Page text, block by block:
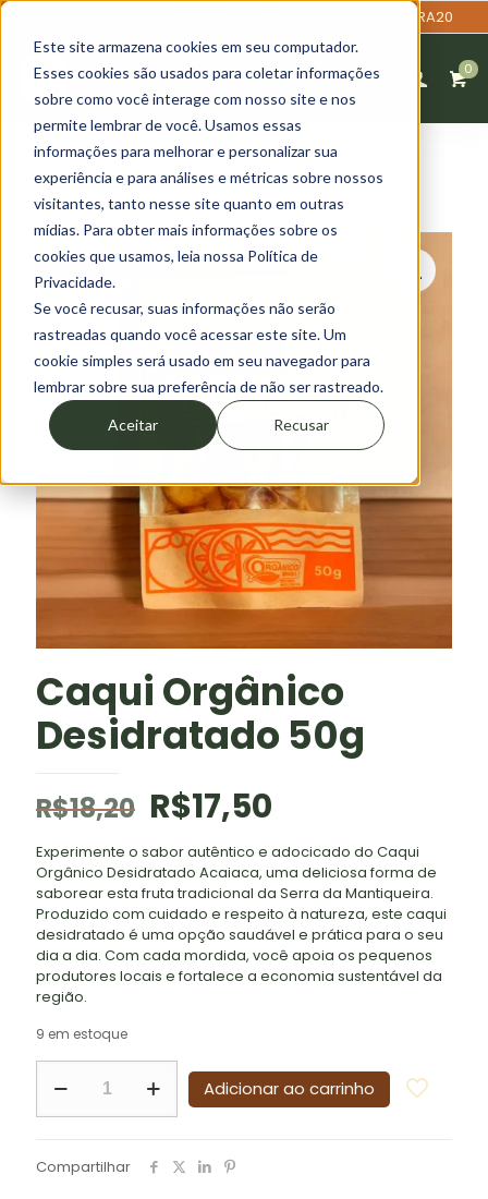
Este site armazena cookies em seu computador.
Esses cookies são usados para coletar informações
sobre como você interage com nosso site e nos
permite lembrar de você. Usamos essas
informações para melhorar e personalizar sua
experiência e para análises e métricas sobre nossos
visitantes, tanto nesse site quanto em outras
mídias. Para obter mais informações sobre os
cookies que usamos, leia nossa Política de
Privacidade.
Se você recusar, suas informações não serão
rastreadas quando você acessar este site. Um
cookie simples será usado em seu navegador para
lembrar sobre sua preferência de não ser rastreado.
Aceitar Recusar
20% OFF na primeira compra - cupom: PRIMEIRACOMPRA20
0
PROMOÇÃO
Caqui Orgânico
Desidratado 50g
R$18,20 O
preço
original
era:
R$18,20.
R$17,50
preço
atual
é:
R$17,50.
Experimente o sabor autêntico e adocicado do Caqui
Orgânico Desidratado Acaiaca, uma deliciosa forma de
saborear esta fruta tradicional da Serra da Mantiqueira.
Produzido com cuidado e respeito à natureza, este caqui
desidratado é uma opção saudável e prática para o seu
dia a dia. Com cada mordida, você apoia os pequenos
produtores locais e fortalece a economia sustentável da
região.
9 em estoque
Orgânico
Desidratado
Adicionar ao carrinho
Compartilhar